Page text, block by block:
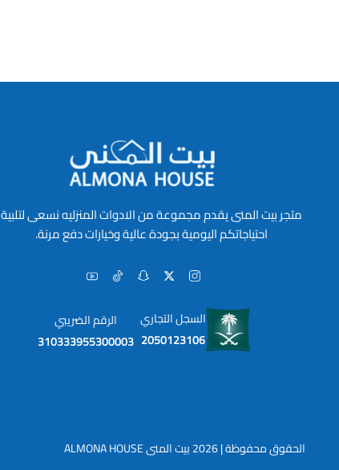
متجر بيت المنى يقدم مجموعة من الادوات المنزليه نسعى لتلبية
احتياجاتكم اليومية بجودة عالية وخيارات دفع مرنة.
السجل التجاري
2050123106
الرقم الضريبي
310333955300003
الحقوق محفوظة | 2026 بيت المنى ALMONA HOUSE